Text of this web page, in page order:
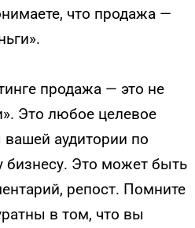
что продажа —
продажа — это не
Это любое целевое
аудитории по
Это может быть
репост. Помните
в том, что вы